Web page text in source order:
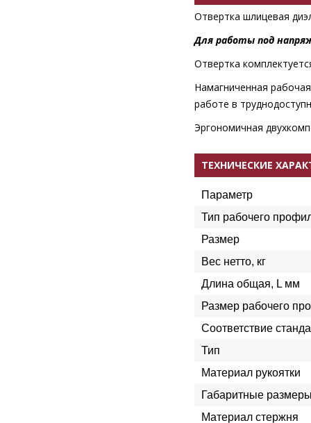
Отвертка шлицевая
Для работы под
Отвертка
Намагниченная
работе в
Эргономичная
ТЕХНИЧЕСКИЕ
Параметр
Тип рабочего
Размер
Вес нетто, кг
Длина общая, L мм
Размер рабочего
Соответствие
Тип
Материал рукоятки
Габаритные
Материал стержня